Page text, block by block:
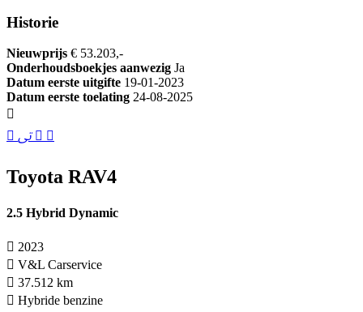
Historie
Nieuwprijs € 53.203,-
Onderhoudsboekjes aanwezig Ja
Datum eerste uitgifte 19-01-2023
Datum eerste toelating 24-08-2025
Toyota RAV4
2.5 Hybrid Dynamic
2023
V&L Carservice
37.512 km
Hybride benzine